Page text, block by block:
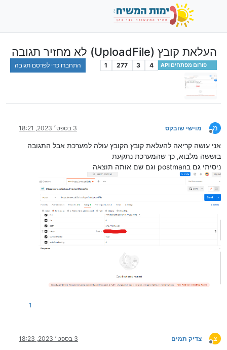
העלאת קובץ (UploadFile) לא מחזיר תגובה
פורום מפתחים API 4
3
277
1 התחברו כדי לפרסם תגובה
מ
מנותק
מוישי שובקס 3 בספט׳ 2023, 18:21
אני עושה קריאה להעלאת קובץ הקובץ עולה למערכת אבל התגובה
בוששה מלבוא, כך שהמערכת נתקעת
ניסיתי גם בpostman וגם שם אותה תוצאה
1
צ
מנותק
צדיק תמים 3 בספט׳ 2023, 18:23